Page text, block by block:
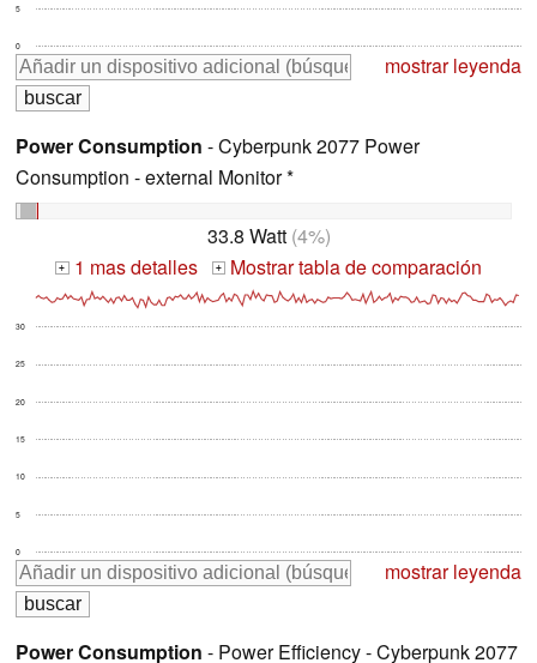
0
5
mostrar leyenda
Power Consumption - Cyberpunk 2077 Power
Consumption - external Monitor *
33.8 Watt(4%)
+ 1 mas detalles + Mostrar tabla de comparación
0
5
10
15
20
25
30
mostrar leyenda
Power Consumption - Power Efficiency - Cyberpunk 2077